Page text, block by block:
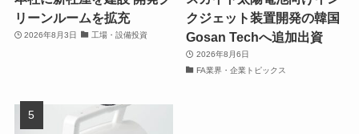
リーンルームを拡充
2026年8月3日 工場・設備投資
クジェット装置開発の韓国
Gosan Techへ追加出資
2026年8月6日
FA業界・企業トピックス